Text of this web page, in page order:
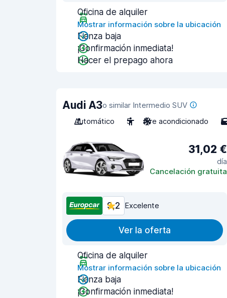
Oficina de alquiler
Mostrar información sobre la ubicación
Fianza baja
¡Confirmación inmediata!
Hacer el prepago ahora
Audi A3o similar Intermedio SUV
Automático
5 Aire acondicionado 5
31,02 €
día
Cancelación gratuita
9,2 Excelente
Ver la oferta
Oficina de alquiler
Mostrar información sobre la ubicación
Fianza baja
¡Confirmación inmediata!